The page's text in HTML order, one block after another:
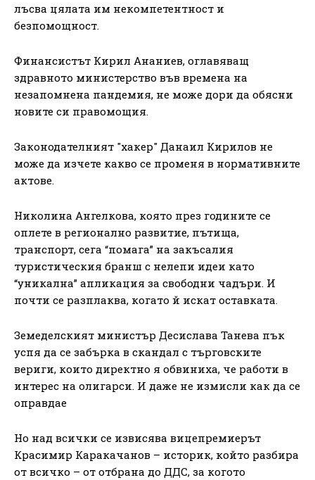
лъсва цялата им некомпетентност и
безпомощност.
Финансистът Кирил Ананиев, оглавяващ
здравното министерство във времена на
незапомнена пандемия, не може дори да обясни
новите си правомощия.
Законодателният "хакер" Данаил Кирилов не
може да изчете какво се променя в нормативните
актове.
Николина Ангелкова, която през годините се
оплете в регионално развитие, пътища,
транспорт, сега “помага” на закъсалия
туристическия бранш с нелепи идеи като
“уникална” апликация за свободни чадъри. И
почти се разплаква, когато й искат оставката.
Земеделският министър Десислава Танева пък
успя да се забърка в скандал с търговските
вериги, които директно я обвиниха, че работи в
интерес на олигарси. И даже не измисли как да се
оправдае
Но над всички се извисява вицепремиерът
Красимир Каракачанов – историк, който разбира
от всичко – от отбрана до ДДС, за когото